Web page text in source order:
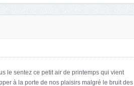
le sentez ce petit air de printemps qui vient
à la porte de nos plaisirs malgré le bruit des